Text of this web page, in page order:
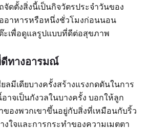
ดตั้งสิ่งนี้เป็นกิจวัตรประจำวันของ
อาหารหรือหนึ่งชั่วโมงก่อนนอน
ะเพื่อดูแลรูปแบบที่ดีต่อสุขภาพ
ทางอารมณ์
ลมีเดียบางครั้งสร้างแรงกดดันในการ
าจเป็นกังวลในบางครั้ง บอกให้ลูก
องพวกเขาขึ้นอยู่กับสิ่งที่เหมือนกับริ้ว
ใจและการกระทำของความเมตตา